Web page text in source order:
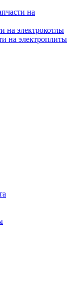
на
на электрокотлы
на электроплиты